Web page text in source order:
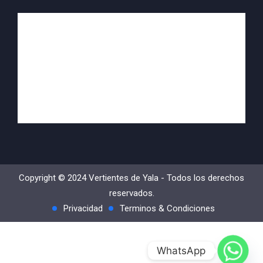
Copyright © 2024 Vertientes de Yala - Todos los derechos
reservados.
Privacidad
Terminos & Condiciones
WhatsApp